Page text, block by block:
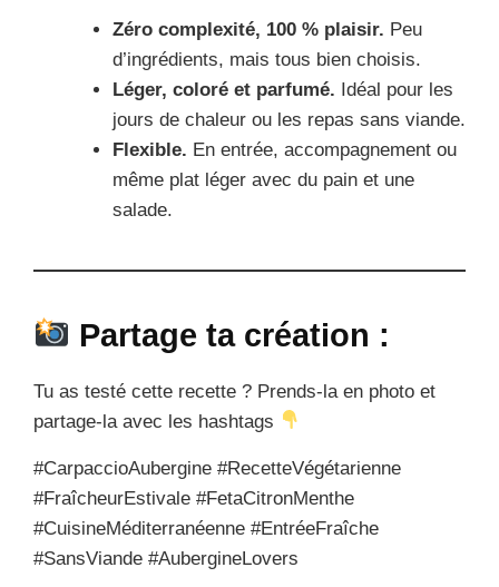
Zéro complexité, 100 % plaisir. Peu
d’ingrédients, mais tous bien choisis.
Léger, coloré et parfumé. Idéal pour les
jours de chaleur ou les repas sans viande.
Flexible. En entrée, accompagnement ou
même plat léger avec du pain et une
salade.
Partage ta création :
Tu as testé cette recette ? Prends-la en photo et
partage-la avec les hashtags
#CarpaccioAubergine #RecetteVégétarienne
#FraîcheurEstivale #FetaCitronMenthe
#CuisineMéditerranéenne #EntréeFraîche
#SansViande #AubergineLovers